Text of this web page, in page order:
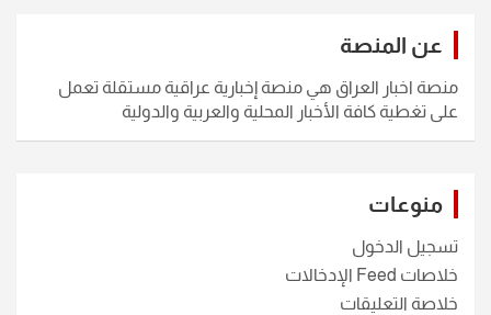
عن المنصة
منصة اخبار العراق هي منصة إخبارية عراقية مستقلة تعمل
على تغطية كافة الأخبار المحلية والعربية والدولية
منوعات
تسجيل الدخول
خلاصات Feed الإدخالات
خلاصة التعليقات